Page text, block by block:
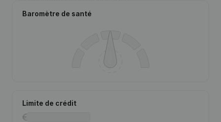
Baromètre de santé
Limite de crédit